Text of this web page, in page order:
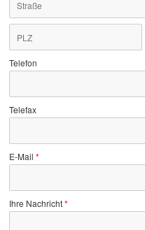
Telefon
Telefax
E-Mail *
Ihre Nachricht*